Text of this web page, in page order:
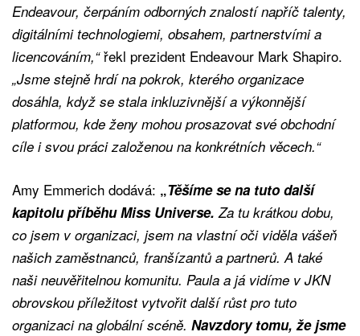
Endeavour, čerpáním odborných znalostí napříč talenty,
digitálními technologiemi, obsahem, partnerstvími a
licencováním,“řekl prezident Endeavour Mark Shapiro.
„Jsme stejně hrdí na pokrok, kterého organizace
dosáhla, když se stala inkluzivnější a výkonnější
platformou, kde ženy mohou prosazovat své obchodní
cíle i svou práci založenou na konkrétních věcech.“
Amy Emmerich dodává: „Těšíme se na tuto další
kapitolu příběhu Miss Universe. Za tu krátkou dobu,
co jsem v organizaci, jsem na vlastní oči viděla vášeň
našich zaměstnanců, franšízantů a partnerů. A také
naši neuvěřitelnou komunitu. Paula a já vidíme v JKN
obrovskou příležitost vytvořit další růst pro tuto
organizaci na globální scéně. Navzdory tomu, že jsme